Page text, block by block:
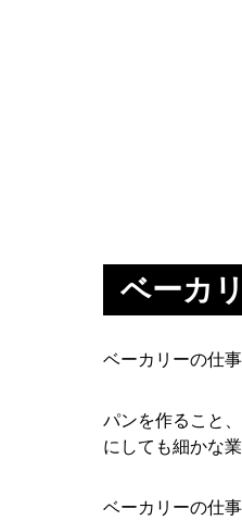
ベーカ
ベーカリーの仕
パンを作ること
にしても細かな
ベーカリーの仕